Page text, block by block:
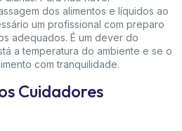
dos alimentos e líquidos ao
um profissional com preparo
adequados. É um dever do
a temperatura do ambiente e se o
com tranquilidade.
Cuidadores